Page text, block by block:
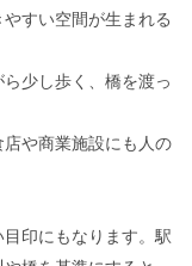
すい空間が生まれる
少し歩く、橋を渡っ
や商業施設にも人の
印にもなります。駅